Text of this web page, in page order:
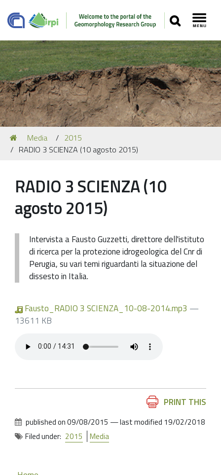
SEARCH
Navigation
Recent Papers
Media
Our Location
You
are
here:
Media
2015
RADIO 3 SCIENZA (10 agosto 2015)
RADIO 3 SCIENZA (10
agosto 2015)
Intervista a Fausto Guzzetti, direttore dell'istituto
di ricerca per la protezione idrogeologica del Cnr di
Perugia, su vari temi riguardanti la situazione del
dissesto in Italia.
Fausto_RADIO 3 SCIENZA_10-08-2014.mp3 —
13611 KB
PRINT THIS
published on09/08/2015 —last modified 19/02/2018
Filed under: 2015 Media